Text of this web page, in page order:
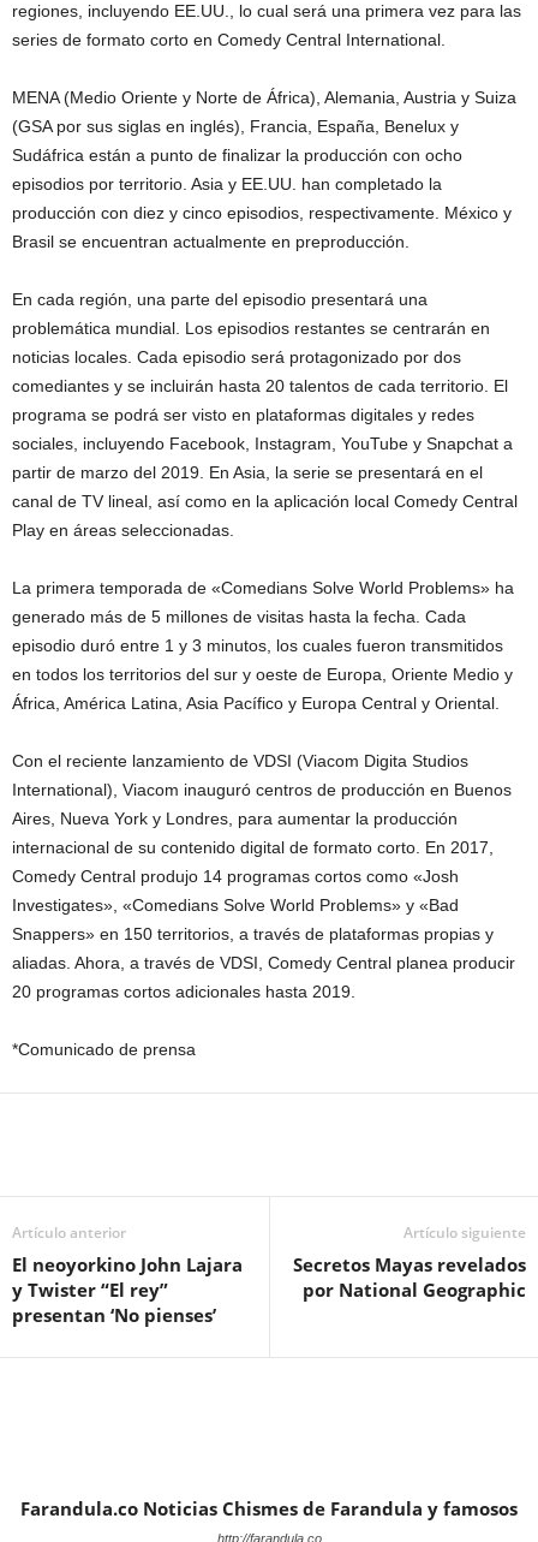
regiones, incluyendo EE.UU., lo cual será una primera vez para las
series de formato corto en Comedy Central International.
MENA (Medio Oriente y Norte de África), Alemania, Austria y Suiza
(GSA por sus siglas en inglés), Francia, España, Benelux y
Sudáfrica están a punto de finalizar la producción con ocho
episodios por territorio. Asia y EE.UU. han completado la
producción con diez y cinco episodios, respectivamente. México y
Brasil se encuentran actualmente en preproducción.
En cada región, una parte del episodio presentará una
problemática mundial. Los episodios restantes se centrarán en
noticias locales. Cada episodio será protagonizado por dos
comediantes y se incluirán hasta 20 talentos de cada territorio. El
programa se podrá ser visto en plataformas digitales y redes
sociales, incluyendo Facebook, Instagram, YouTube y Snapchat a
partir de marzo del 2019. En Asia, la serie se presentará en el
canal de TV lineal, así como en la aplicación local Comedy Central
Play en áreas seleccionadas.
La primera temporada de «Comedians Solve World Problems» ha
generado más de 5 millones de visitas hasta la fecha. Cada
episodio duró entre 1 y 3 minutos, los cuales fueron transmitidos
en todos los territorios del sur y oeste de Europa, Oriente Medio y
África, América Latina, Asia Pacífico y Europa Central y Oriental.
Con el reciente lanzamiento de VDSI (Viacom Digita Studios
International), Viacom inauguró centros de producción en Buenos
Aires, Nueva York y Londres, para aumentar la producción
internacional de su contenido digital de formato corto. En 2017,
Comedy Central produjo 14 programas cortos como «Josh
Investigates», «Comedians Solve World Problems» y «Bad
Snappers» en 150 territorios, a través de plataformas propias y
aliadas. Ahora, a través de VDSI, Comedy Central planea producir
20 programas cortos adicionales hasta 2019.
*Comunicado de prensa
Artículo anterior
El neoyorkino John Lajara
y Twister “El rey”
presentan ‘No pienses’
Artículo siguiente
Secretos Mayas revelados
por National Geographic
Farandula.co Noticias Chismes de Farandula y famosos
http://farandula.co